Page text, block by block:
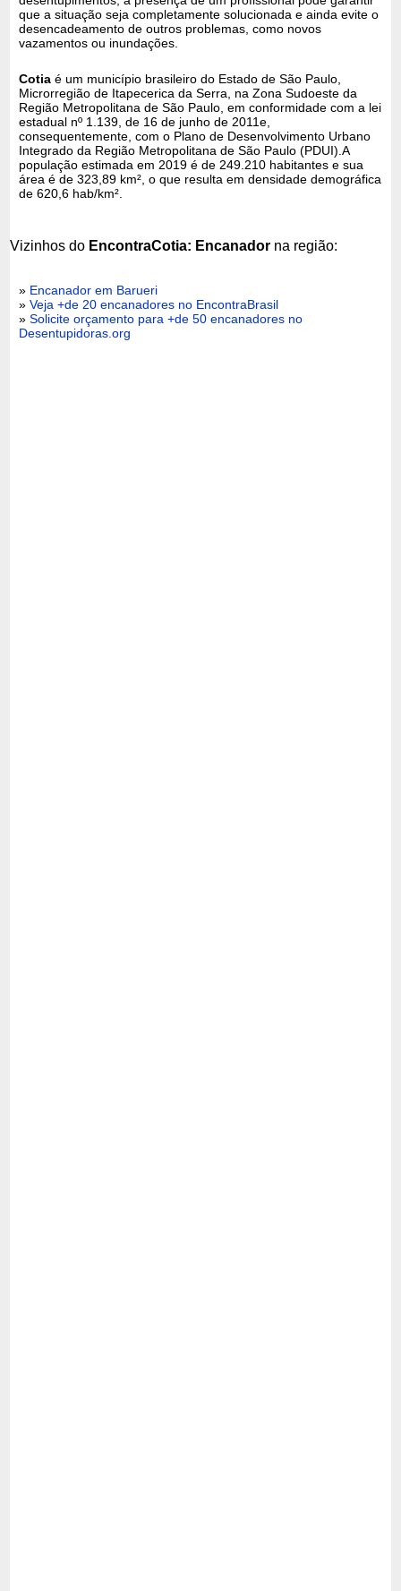
que a situação seja completamente solucionada e ainda evite o
desencadeamento de outros problemas, como novos
vazamentos ou inundações.
Cotia é um município brasileiro do Estado de São Paulo,
Microrregião de Itapecerica da Serra, na Zona Sudoeste da
Região Metropolitana de São Paulo, em conformidade com a lei
estadual nº 1.139, de 16 de junho de 2011e,
consequentemente, com o Plano de Desenvolvimento Urbano
Integrado da Região Metropolitana de São Paulo (PDUI).A
população estimada em 2019 é de 249.210 habitantes e sua
área é de 323,89 km², o que resulta em densidade demográfica
de 620,6 hab/km².
Vizinhos do EncontraCotia: Encanador na região:
» Encanador em Barueri
»Veja +de 20 encanadores no EncontraBrasil
»Solicite orçamento para +de 50 encanadores no
Desentupidoras.org